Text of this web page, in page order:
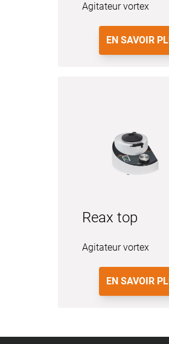
Agitateur vortex
EN SAVOIR
Reax top
Agitateur vortex
EN SAVOIR